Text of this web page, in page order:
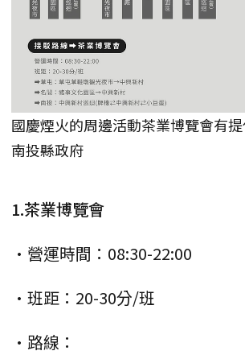
國慶煙火的周邊活動茶業博覽會有
南投縣政府
1.茶業博覽會
•營運時間：08:30-22:00
•班距：20-30分/班
•路線：